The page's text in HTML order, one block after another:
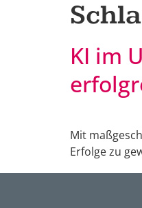
KI im
Mit
Erfolge zu